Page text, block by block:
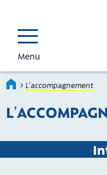
Menu
Accueil
› L’accompagnement